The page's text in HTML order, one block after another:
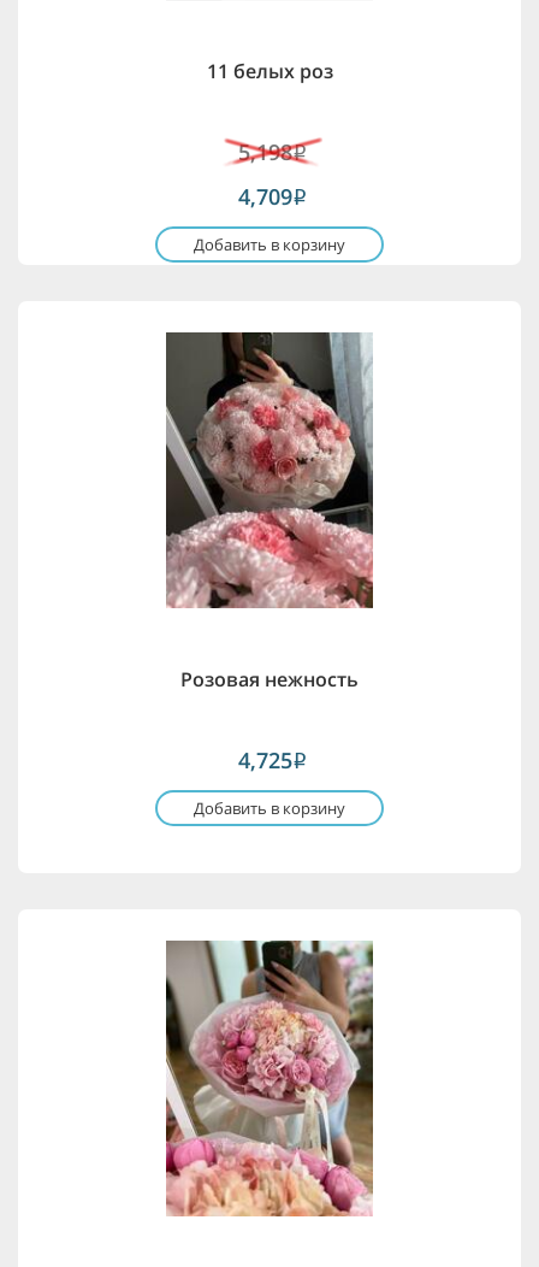
11 белых роз
5,198i
4,709i
Добавить в корзину
Розовая нежность
4,725i
Добавить в корзину